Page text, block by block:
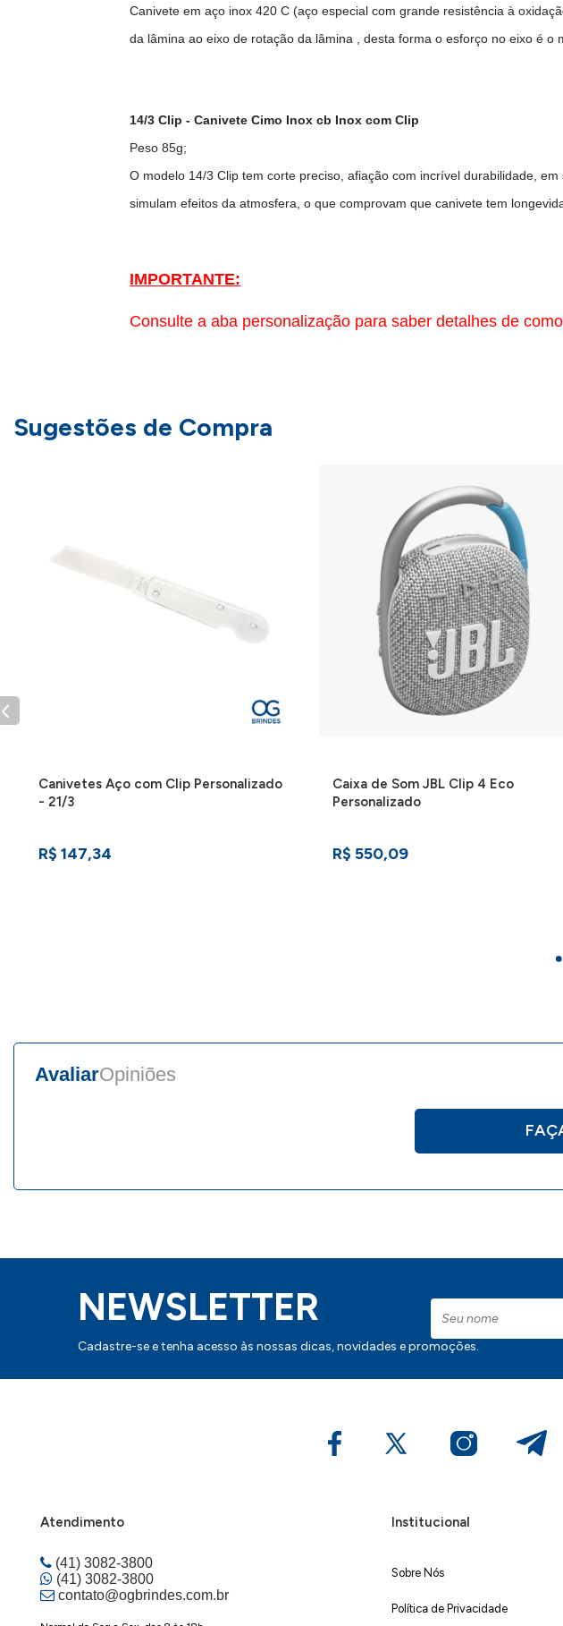
Canivete em aço inox 420 C (aço especial com grande resistência à
da lâmina ao eixo de rotação da lâmina , desta forma o esforço no eixo é o
14/3 Clip - Canivete Cimo Inox cb Inox com Clip
Peso 85g;
O modelo 14/3 Clip tem corte preciso, afiação com incrível durabilidade,
simulam efeitos da atmosfera, o que comprovam que canivete tem
IMPORTANTE:
Consulte a aba personalização para saber detalhes de
Sugestões de Compra
Canivetes Aço com Clip Personalizado
- 21/3
R$ 147,34
Caixa de Som JBL Clip 4 Eco
Personalizado
R$ 550,09
AvaliarOpiniões
NEWSLETTER
Cadastre-se e tenha acesso às nossas dicas, novidades e promoções.
Atendimento
(41) 3082-3800
(41) 3082-3800
contato@ogbrindes.com.br
Institucional
Sobre Nós
Política de Privacidade